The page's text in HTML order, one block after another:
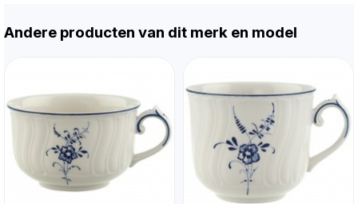
Andere producten van dit merk en model